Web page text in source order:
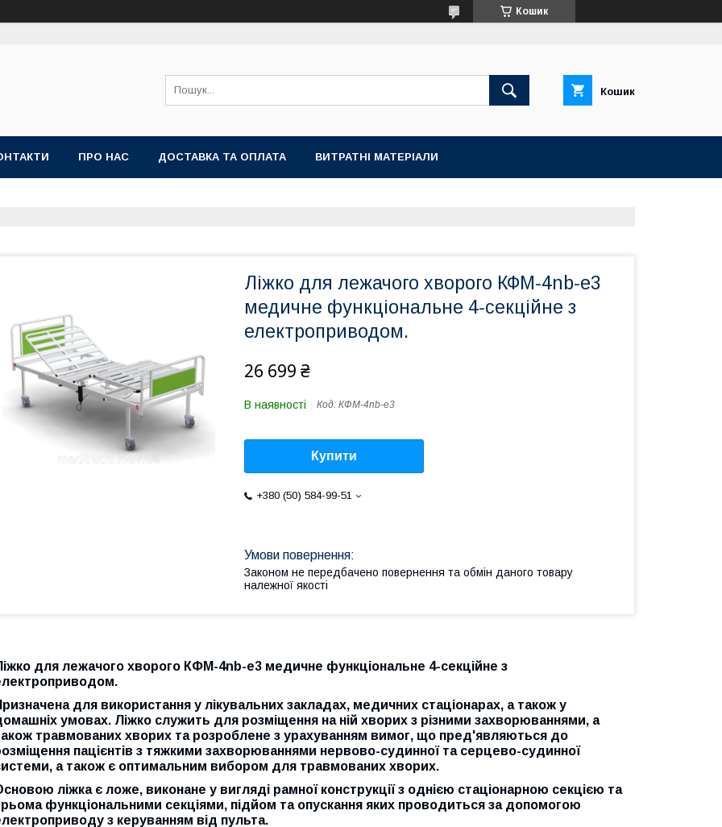
Кошик
Кошик
ПРО НАС ДОСТАВКА ТА ОПЛАТА ВИТРАТНІ МАТЕРІАЛИ
Ліжко для лежачого хворого КФМ-4nb-e3
медичне функціональне 4-секційне з
електроприводом.
26 699 ₴
В наявності Код: КФМ-4nb-e3
Купити
+380 (50) 584-99-51
Законом не передбачено повернення та обмін даного товару
належної якості
для лежачого хворого КФМ-4nb-e3 медичне функціональне 4-секційне з
для використання у лікувальних закладах, медичних стаціонарах, а також у
умовах. Ліжко служить для розміщення на ній хворих з різними захворюваннями, а
травмованих хворих та розроблене з урахуванням вимог, що пред'являються до
пацієнтів з тяжкими захворюваннями нервово-судинної та серцево-судинної
а також є оптимальним вибором для травмованих хворих.
ліжка є ложе, виконане у вигляді рамної конструкції з однією стаціонарною секцією та
функціональними секціями, підйом та опускання яких проводиться за допомогою
з керуванням від пульта.